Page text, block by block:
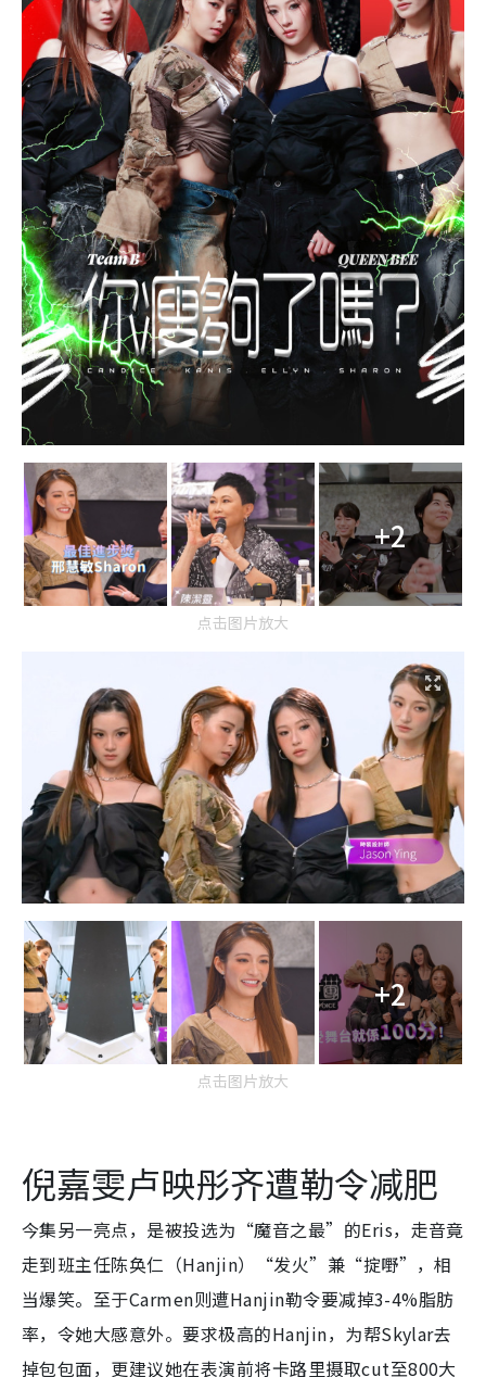
+2
点击图片放大
+2
点击图片放大
倪嘉雯卢映彤齐遭勒令减肥
今集另一亮点，是被投选为“魔音之最”的Eris，走音竟
走到班主任陈奂仁（Hanjin）“发火”兼“掟嘢”，相
当爆笑。至于Carmen则遭Hanjin勒令要减掉3-4%脂肪
率，令她大感意外。要求极高的Hanjin，为帮Skylar去
掉包包面，更建议她在表演前将卡路里摄取cut至800大